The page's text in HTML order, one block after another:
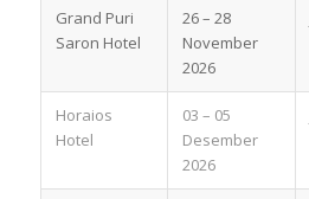
Grand Puri
Saron Hotel
26 – 28
November
2026
Horaios
Hotel
03 – 05
Desember
2026